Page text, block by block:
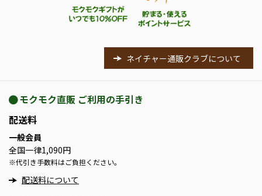
ネイチャー通販クラブについて
モクモク直販 ご利用の手引き
配送料
一般会員
全国一律1,090円
※代引き手数料はご負担ください。
配送料について